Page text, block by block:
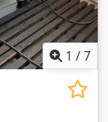
1 /7